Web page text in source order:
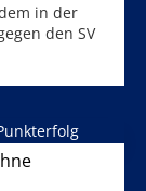
in der
den SV